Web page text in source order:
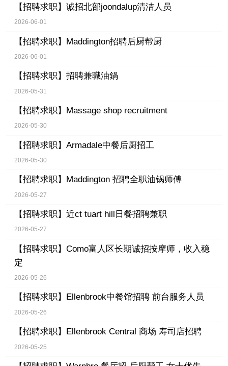
【招聘求职】 诚招北部joondalup清洁人员
2026-06-01
【招聘求职】 Maddington招聘后厨帮厨
2026-06-01
【招聘求职】 招聘兼職油鍋
2026-05-31
【招聘求职】 Massage shop recruitment
2026-05-30
【招聘求职】 Armadale中餐后厨招工
2026-05-30
【招聘求职】 Maddington 招聘全职油锅师傅
2026-05-27
【招聘求职】 近ct tuart hill日餐招聘兼职
2026-05-27
【招聘求职】 Como富人区长期诚招按摩师，收入稳
定
2026-05-26
【招聘求职】 Ellenbrook中餐馆招聘 前台服务人员
2026-05-26
【招聘求职】 Ellenbrook Central 商场 寿司店招聘
2026-05-25